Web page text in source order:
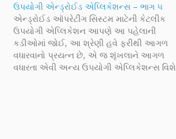
ઉપયોગી એન્ડ્રોઈડ એપ્લિકેશન્સ – ભાગ ૫
એન્ડ્રોઈડ ઑપરેટીંગ સિસ્ટમ માટેની કેટલીક
ઉપયોગી એપ્લિકેશન આપણે આ પહેલાની
કડીઓમાં જોઈ, આ શ્રેણી હવે ફરીથી આગળ
વધારવાનો પ્રયત્ન છે, એ જ શૃંખલાને આગળ
વધારતા એવી અન્ય ઉપયોગી એપ્લિકેશન્સ વિશે